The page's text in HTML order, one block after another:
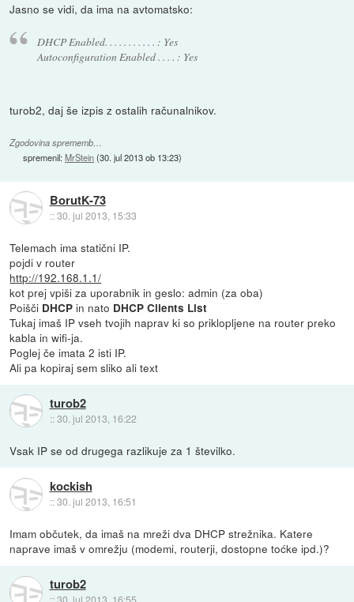
Jasno se vidi, da ima na avtomatsko:
DHCP Enabled. . . . . . . . . . . : Yes
Autoconfiguration Enabled . . . . : Yes
turob2, daj še izpis z ostalih računalnikov.
Zgodovina sprememb…
spremenil:MrStein(30. jul 2013 ob 13:23)
BorutK-73
::30. jul 2013, 15:33
Telemach ima statični IP.
pojdi v router
http://192.168.1.1/
kot prej vpiši za uporabnik in geslo: admin (za oba)
Poišči DHCP in nato DHCP Clients List
Tukaj imaš IP vseh tvojih naprav ki so priklopljene na router preko
kabla in wifi-ja.
Poglej če imata 2 isti IP.
Ali pa kopiraj sem sliko ali text
turob2
::30. jul 2013, 16:22
Vsak IP se od drugega razlikuje za 1 številko.
kockish
::30. jul 2013, 16:51
Imam občutek, da imaš na mreži dva DHCP strežnika. Katere
naprave imaš v omrežju (modemi, routerji, dostopne toćke ipd.)?
turob2